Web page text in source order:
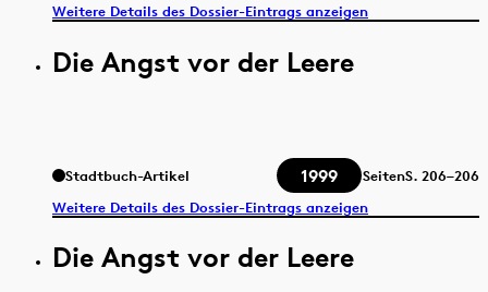
Weitere Details des Dossier-Eintrags anzeigen
Die Angst vor der Leere
Stadtbuch-Artikel 1999 SeitenS. 206–206
Weitere Details des Dossier-Eintrags anzeigen
Die Angst vor der Leere